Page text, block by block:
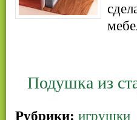
Подушка из
Рубрики: игрушки